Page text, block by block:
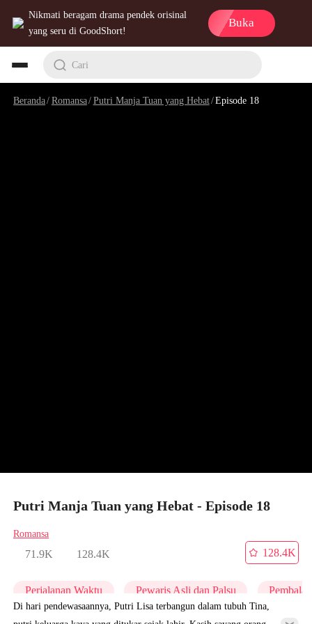
Nikmati beragam drama pendek orisinal
yang seru di GoodShort!
Buka
Cari
Beranda/Romansa/Putri Manja Tuan yang Hebat/Episode 18
Putri Manja Tuan yang Hebat - Episode 18
Romansa
71.9K 128.4K
128.4K
Perjalanan Waktu Pewaris Asli dan Palsu
Di hari pendewasaannya, Putri Lisa terbangun dalam tubuh Tina,